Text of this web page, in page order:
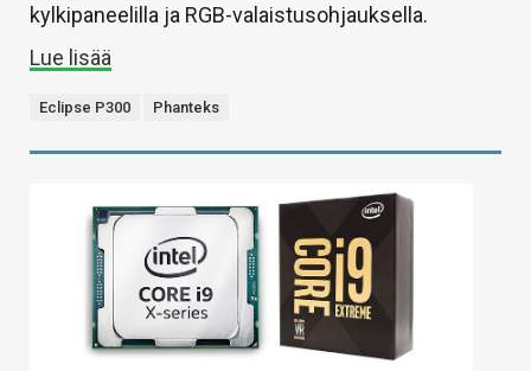
kylkipaneelilla ja RGB-valaistusohjauksella.
Lue lisää
Eclipse P300 Phanteks